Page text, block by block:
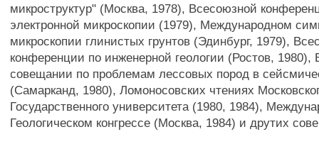
микроструктур" (Москва, 1978), Всесоюзной
электронной микроскопии (1979), Международном
микроскопии глинистых грунтов (Эдинбург, 1979),
конференции по инженерной геологии (Ростов, 1980),
совещании по проблемам лессовых пород в
(Самарканд, 1980), Ломоносовских чтениях
Государственного университета (1980, 1984),
Геологическом конгрессе (Москва, 1984) и друтих